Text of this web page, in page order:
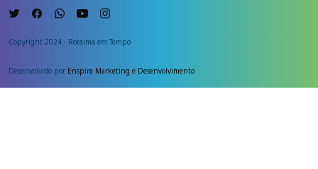
Copyright 2024 - Roraima em Tempo
Desenvolvido por Enspire Marketing e Desenvolvimento